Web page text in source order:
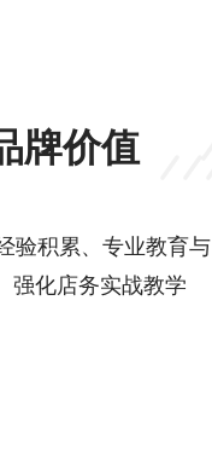
牌价值
验积累、专业教育与
强化店务实战教学